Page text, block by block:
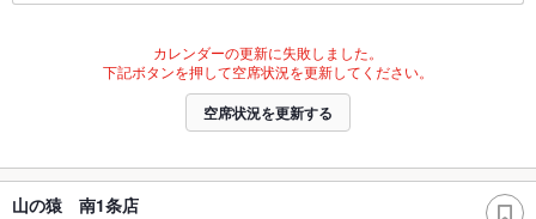
カレンダーの更新に失敗しました。
下記ボタンを押して空席状況を更新してください。
空席状況を更新する
山の猿 南1条店